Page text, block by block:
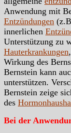
Anwendung mit
Entzündungen
innerlichen
Unterstützung zu
Hauterkrankungen
Wirkung des
Bernstein kann
unterstützen.
Bernstein zeige
des
Bei der